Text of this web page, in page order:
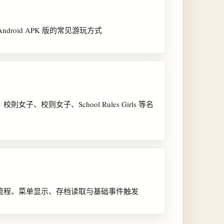
APK 版的常见游玩方式
則女子、校则女子、School Rules Girls 等名
、菜单显示、存档读取与基础事件触发